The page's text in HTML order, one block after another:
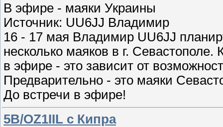
В эфире - маяки Украины
Источник: UU6JJ Владимир
16 - 17 мая Владимир UU6JJ
несколько маяков в г.
в эфире - это зависит от
Предварительно - это маяки
До встречи в эфире!
5B/OZ1IIL с Кипра